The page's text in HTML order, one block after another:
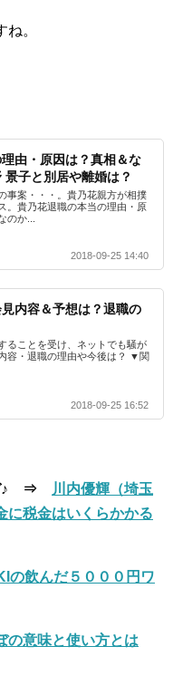
。
由・原因は？真相＆な
子と別居や離婚は？
事案・・・。貴乃花親方が相撲
。貴乃花退職の本当の理由・原
のか...
2018-09-25 14:40
内容＆予想は？退職の
ることを受け、ネットでも騒が
容・退職の理由や今後は？ ▼関
2018-09-25 16:52
ぞ♪ ⇒
川内優輝（埼玉
に税金はいくらかかる
の飲んだ５０００円ワ
の意味と使い方とは